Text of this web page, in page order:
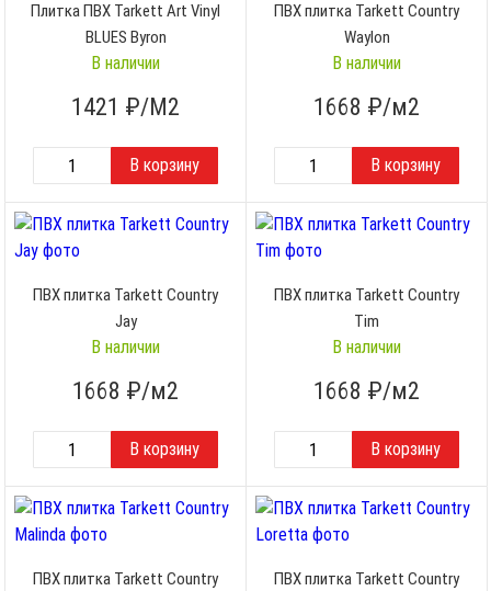
Плитка ПВХ Tarkett Art Vinyl
BLUES Byron
В наличии
1421 ₽/М2
ПВХ плитка Tarkett Country
Waylon
В наличии
1668 ₽/м2
ПВХ плитка Tarkett Country
Jay
В наличии
1668 ₽/м2
ПВХ плитка Tarkett Country
Tim
В наличии
1668 ₽/м2
ПВХ плитка Tarkett Country
ПВХ плитка Tarkett Country